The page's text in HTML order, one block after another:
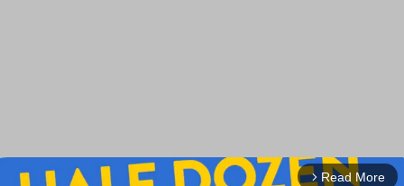
arrow_forward_ios Read More